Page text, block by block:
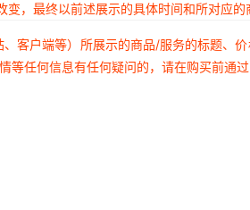
，最终以前述展示的具体时间和所对应的
客户端等）所展示的商品/服务的标题、
任何信息有任何疑问的，请在购买前通